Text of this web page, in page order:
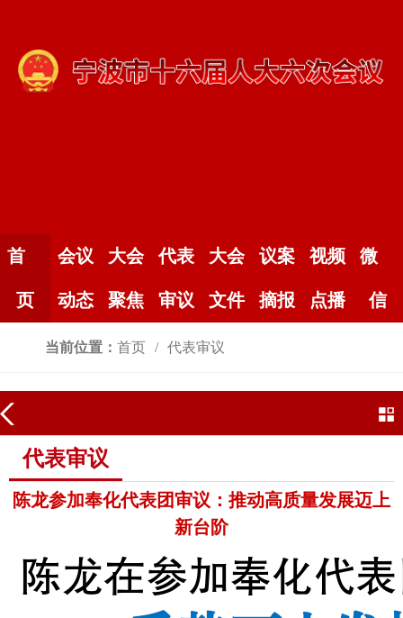
首
页
会议
动态
大会
聚焦
代表
审议
大会
文件
议案
摘报
视频
点播
微
信
当前位置： 首页 代表审议
代表审议
陈龙参加奉化代表团审议：推动高质量发展迈上
新台阶